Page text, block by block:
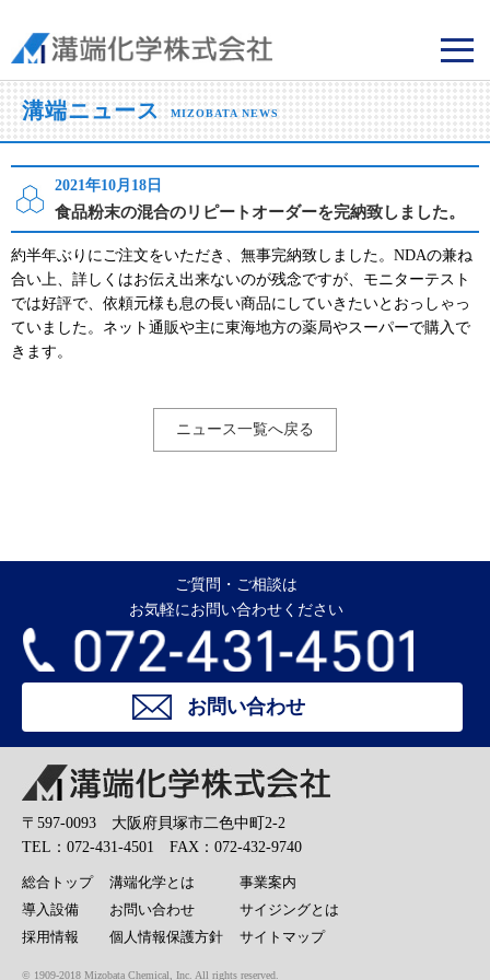
溝端化学株式会社
溝端ニュース MIZOBATA NEWS
2021年10月18日
食品粉末の混合のリピートオーダーを完納致しました。
約半年ぶりにご注文をいただき、無事完納致しました。NDAの兼ね
合い上、詳しくはお伝え出来ないのが残念ですが、モニターテスト
では好評で、依頼元様も息の長い商品にしていきたいとおっしゃっ
ていました。ネット通販や主に東海地方の薬局やスーパーで購入で
きます。
ニュース一覧へ戻る
ご質問・ご相談は
お気軽にお問い合わせください
お問い合わせ
〒597-0093 大阪府貝塚市二色中町2-2
TEL：072-431-4501 FAX：072-432-9740
総合トップ
導入設備
採用情報
溝端化学とは
お問い合わせ
個人情報保護方針
事業案内
サイジングとは
サイトマップ
© 1909-2018 Mizobata Chemical, Inc. All rights reserved.